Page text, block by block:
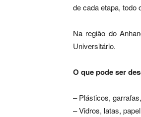
de cada etapa, todo
Na região do
Universitário.
O que pode ser
– Plásticos,
– Vidros, latas,